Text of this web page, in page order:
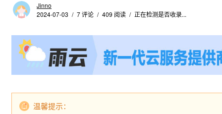
Jinno
2024-07-03 / 7 评论 / 409 阅读 / 正在检测是否收录...
温馨提示：